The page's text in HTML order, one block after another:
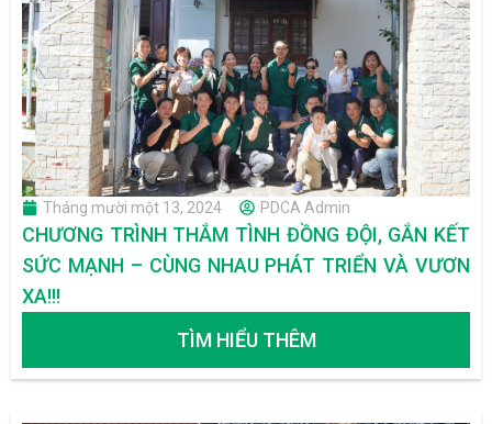
Tháng mười một 13, 2024 PDCA Admin
CHƯƠNG TRÌNH THẮM TÌNH ĐỒNG ĐỘI, GẮN KẾT
SỨC MẠNH – CÙNG NHAU PHÁT TRIỂN VÀ VƯƠN
XA!!!
TÌM HIỂU THÊM